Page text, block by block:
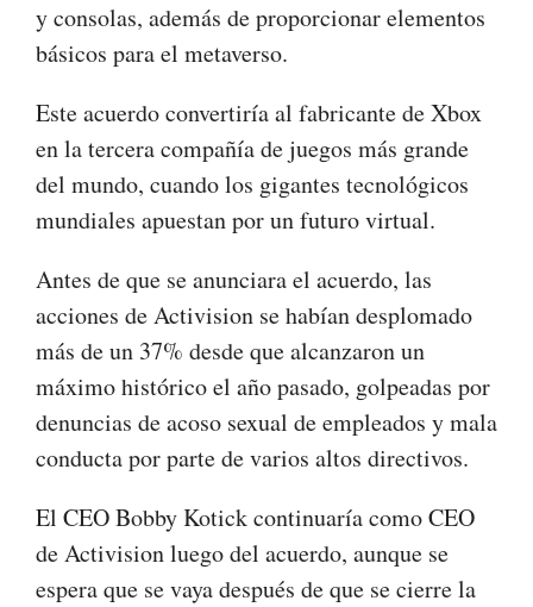
y consolas, además de proporcionar elementos
básicos para el metaverso.
Este acuerdo convertiría al fabricante de Xbox
en la tercera compañía de juegos más grande
del mundo, cuando los gigantes tecnológicos
mundiales apuestan por un futuro virtual.
Antes de que se anunciara el acuerdo, las
acciones de Activision se habían desplomado
más de un 37% desde que alcanzaron un
máximo histórico el año pasado, golpeadas por
denuncias de acoso sexual de empleados y mala
conducta por parte de varios altos directivos.
El CEO Bobby Kotick continuaría como CEO
de Activision luego del acuerdo, aunque se
espera que se vaya después de que se cierre la